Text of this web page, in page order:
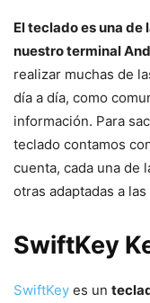
El teclado es una
nuestro terminal
realizar muchas de
día a día, como
información. Para
teclado contamos
cuenta, cada una de
otras adaptadas a
SwiftKey
SwiftKey es un